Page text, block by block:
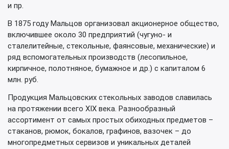
и пр.
В 1875 году Мальцов организовал акционерное общество,
включившее около 30 предприятий (чугуно- и
сталелитейные, стекольные, фаянсовые, механические) и
ряд вспомогательных производств (лесопильное,
кирпичное, полотняное, бумажное и др.) с капиталом 6
млн. руб.
Продукция Мальцовских стекольных заводов славилась
на протяжении всего XIX века. Разнообразный
ассортимент от самых простых обиходных предметов –
стаканов, рюмок, бокалов, графинов, вазочек – до
многопредметных сервизов и уникальных деталей